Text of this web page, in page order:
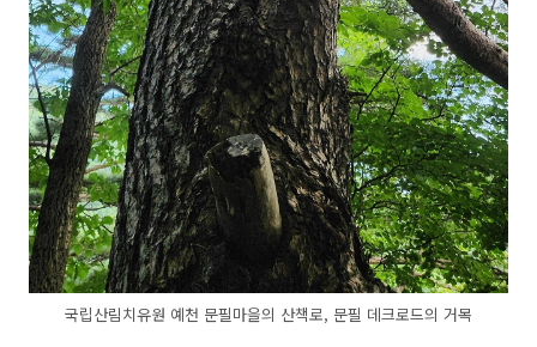
국립산림치유원 예천 문필마을의 산책로, 문필 데크로드의 거목